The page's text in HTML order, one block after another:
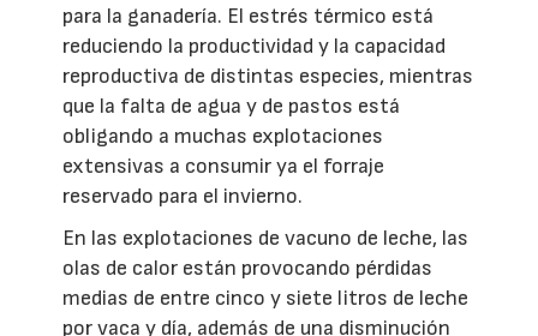
para la ganadería. El estrés térmico está
reduciendo la productividad y la capacidad
reproductiva de distintas especies, mientras
que la falta de agua y de pastos está
obligando a muchas explotaciones
extensivas a consumir ya el forraje
reservado para el invierno.
En las explotaciones de vacuno de leche, las
olas de calor están provocando pérdidas
medias de entre cinco y siete litros de leche
por vaca y día, además de una disminución